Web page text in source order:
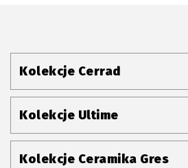
Kolekcje Cerrad
Kolekcje Ultime
Kolekcje Ceramika Gres